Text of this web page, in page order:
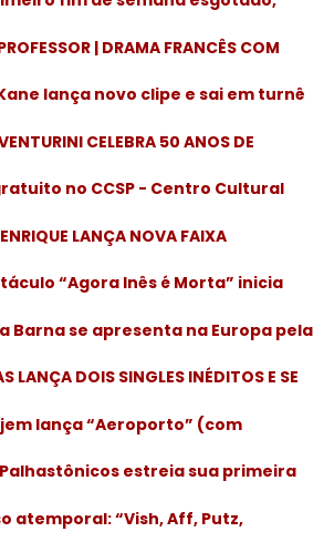
| DRAMA FRANCÊS COM
lança novo clipe e sai em turnê
CELEBRA 50 ANOS DE
no CCSP - Centro Cultural
LANÇA NOVA FAIXA
“Agora Inês é Morta” inicia
Barna se apresenta na Europa pela
LANÇA DOIS SINGLES INÉDITOS E SE
lança “Aeroporto” (com
estreia sua primeira
atemporal: “Vish, Aff, Putz,